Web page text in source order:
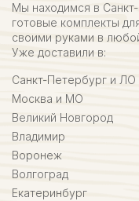
Мы находимся в
готовые комплекты
своими руками в
Уже доставили в:
Санкт-Петербург и ЛО
Москва и МО
Великий Новгород
Владимир
Воронеж
Волгоград
Екатеринбург